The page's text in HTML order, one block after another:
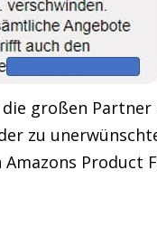
großen Partner
zu
Product